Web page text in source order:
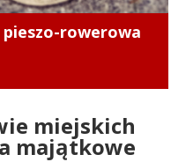
czy kierowcy
miejskich
majątkowe